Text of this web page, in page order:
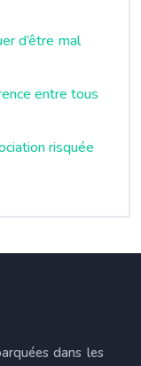
d’être mal
entre tous
risquée
dans les